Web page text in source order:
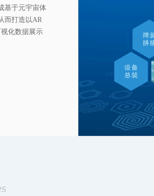
基于元宇宙体
而打造以AR
化数据展示